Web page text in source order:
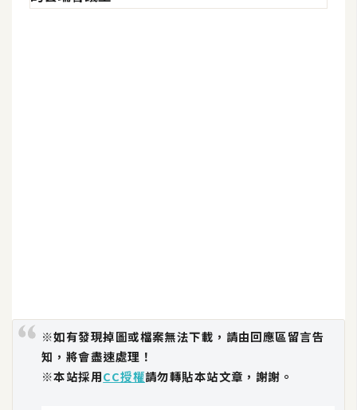
※如有發現掉圖或檔案無法下載，請由回應區留言告
知，將會盡速處理！
※本站採用CC授權請勿轉貼本站文章，謝謝。